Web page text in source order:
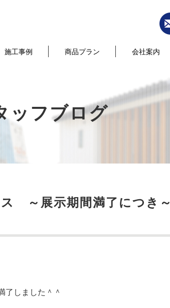
施工事例 商品プラン 会社案内
ッフブログ
～展示期間満了につき～
了しました＾＾